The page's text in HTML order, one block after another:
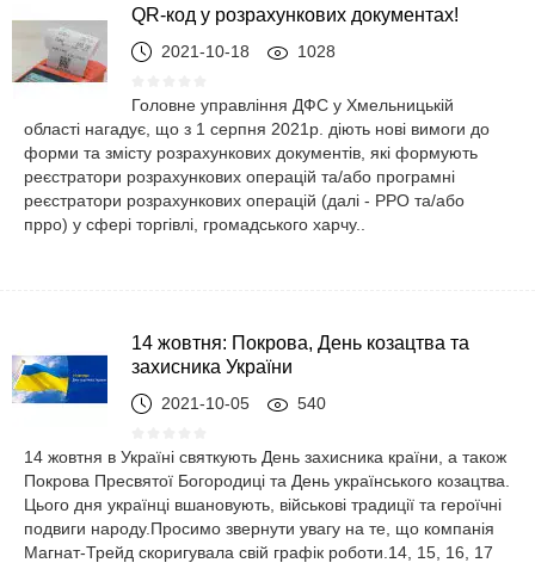
QR-код у розрахункових документах!
2021-10-18 1028
Головне управління ДФС у Хмельницькій
області нагадує, що з 1 серпня 2021р. діють нові вимоги до
форми та змісту розрахункових документів, які формують
реєстратори розрахункових операцій та/або програмні
реєстратори розрахункових операцій (далі - РРО та/або
прро) у сфері торгівлі, громадського харчу..
14 жовтня: Покрова, День козацтва та
захисника України
2021-10-05 540
14 жовтня в Україні святкують День захисника країни, а також
Покрова Пресвятої Богородиці та День українського козацтва.
Цього дня українці вшановують, військові традиції та героїчні
подвиги народу.Просимо звернути увагу на те, що компанія
Магнат-Трейд скоригувала свій графік роботи.14, 15, 16, 17